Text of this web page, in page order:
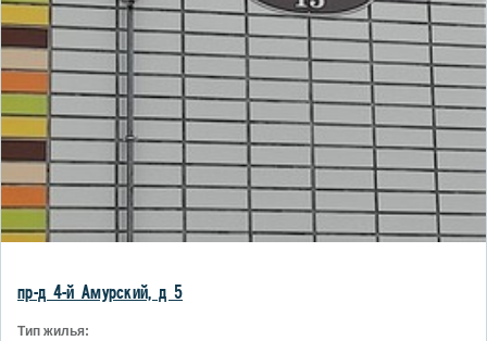
пр-д 4-й Амурский, д 5
Тип жилья: